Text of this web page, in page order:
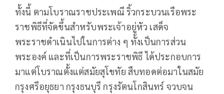
ทั้งนี้ ตามโบราณราชประเพณี ริ้วกระบวนเรือพระ
ราชพิธีที่จัดขึ้นสำหรับพระเจ้าอยู่หัว เสด็จ
พระราชดำเนินไปในการต่าง ๆ ทั้งเป็นการส่วน
พระองค์ และที่เป็นการพระราชพิธี ได้ประกอบการ
มาแต่โบราณตั้งแต่สมัยสุโขทัย สืบทอดต่อมาในสมัย
กรุงศรีอยุธยา กรุงธนบุรี กรุงรัตนโกสินทร์ จวบจน